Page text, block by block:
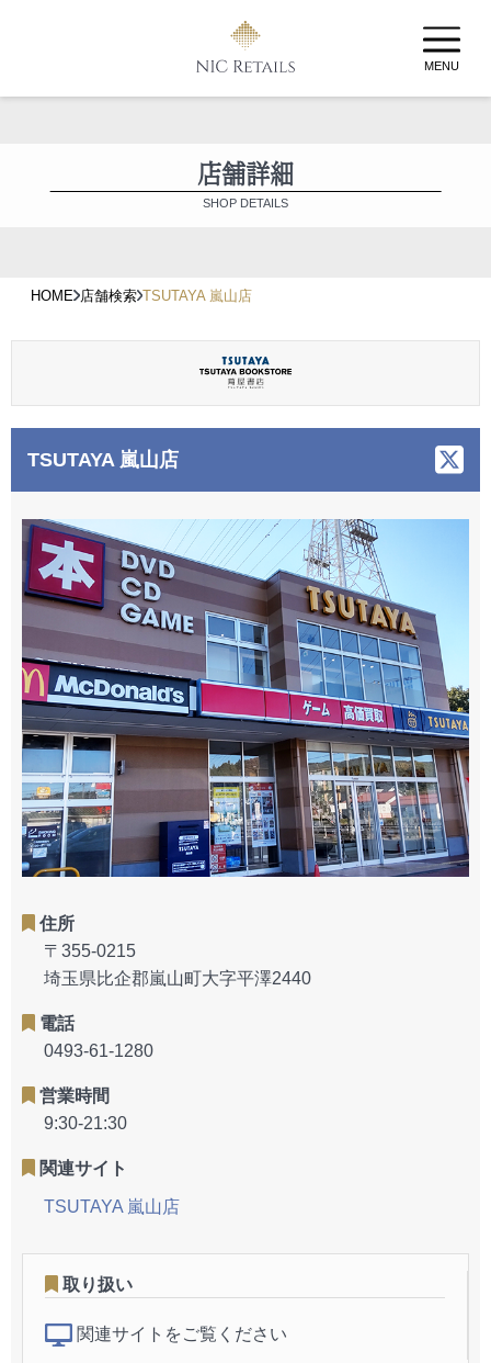
MENU
店舗詳細
SHOP DETAILS
HOME 店舗検索 TSUTAYA 嵐山店
TSUTAYA 嵐山店
住所
〒355-0215
埼玉県比企郡嵐山町大字平澤2440
電話
0493-61-1280
営業時間
9:30-21:30
関連サイト
TSUTAYA 嵐山店
取り扱い
関連サイトをご覧ください